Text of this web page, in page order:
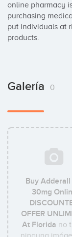
online pharmacy
purchasing
put individuals at
products.
Galería 0
Buy Adderall
30mg
OFFER
At Florida no